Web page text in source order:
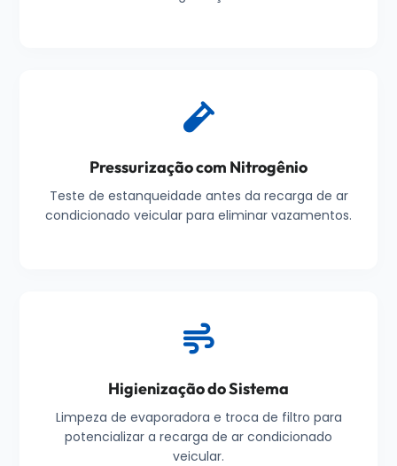
Pressurização com Nitrogênio
Teste de estanqueidade antes da recarga de ar
condicionado veicular para eliminar vazamentos.
Higienização do Sistema
Limpeza de evaporadora e troca de filtro para
potencializar a recarga de ar condicionado
veicular.